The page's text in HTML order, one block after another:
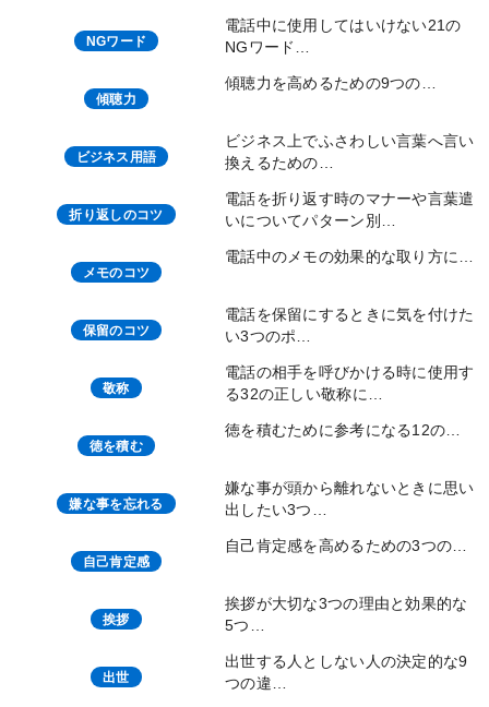
NGワード
電話中に使用してはいけない21の
NGワード…
傾聴力
傾聴力を高めるための9つの…
ビジネス用語
ビジネス上でふさわしい言葉へ言い
換えるための…
折り返しのコツ
電話を折り返す時のマナーや言葉遣
いについてパターン別…
メモのコツ
電話中のメモの効果的な取り方に…
保留のコツ
電話を保留にするときに気を付けた
い3つのポ…
敬称
電話の相手を呼びかける時に使用す
る32の正しい敬称に…
徳を積む
徳を積むために参考になる12の…
嫌な事を忘れる
嫌な事が頭から離れないときに思い
出したい3つ…
自己肯定感
自己肯定感を高めるための3つの…
挨拶
挨拶が大切な3つの理由と効果的な
5つ…
出世
出世する人としない人の決定的な9
つの違…